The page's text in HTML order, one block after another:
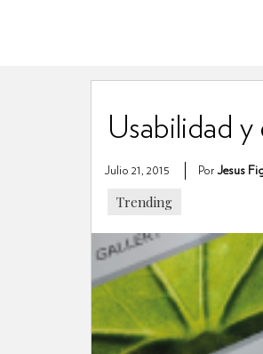
Usabilidad y
Julio 21, 2015 PorJesus
Trending